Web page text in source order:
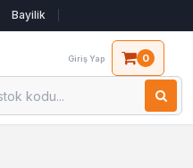
Bayilik
Giriş Yap 0